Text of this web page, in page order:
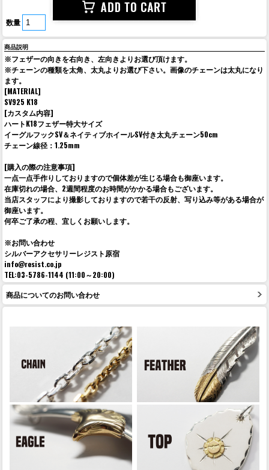
数量
商品説明
※フェザーの向きを右向き、左向きよりお選び頂けます。
※チェーンの種類を太角、太丸よりお選び下さい。画像のチェーンは太丸になり
ます。
[MATERIAL]
SV925 K18
[カスタム内容]
ハートK18フェザー特大サイズ
イーグルフックSV＆ネイティブホイールSV付き太丸チェーン50cm
チェーン線径：1.25mm
[購入の際の注意事項]
一点一点手作りしておりますので個体差が生じる場合も御座います。
在庫切れの場合、2週間程度のお時間がかかる場合もございます。
当店スタッフにより撮影しておりますので若干の反射、写り込み等がある場合が
御座います。
何卒ご了承の程、宜しくお願いします。
※お問い合わせ
シルバーアクセサリーレジスト原宿
info@resist.co.jp
TEL:03-5786-1144 (11:00～20:00)
商品についてのお問い合わせ